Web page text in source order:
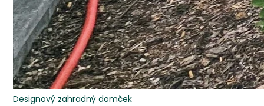
Designový zahradný domček